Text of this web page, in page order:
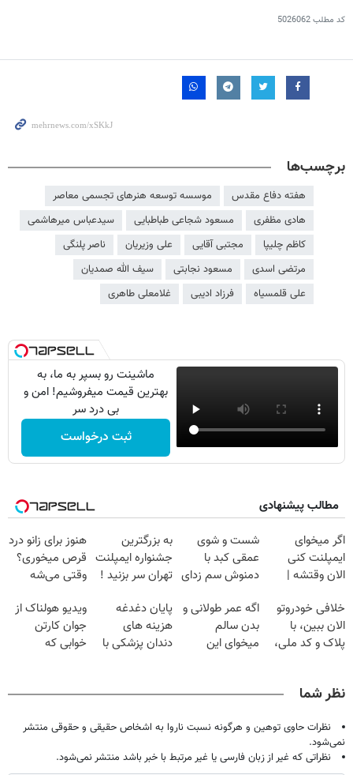
کد مطلب5026062
برچسب‌ها
هفته دفاع مقدس
موسسه توسعه هنرهای تجسمی معاصر
هادی مظفری
مسعود شجاعی طباطبایی
سیدعباس میرهاشمی
کاظم چلیپا
مجتبی آقایی علی وزیریان
ناصر پلنگی
مرتضی اسدی
مسعود نجابتی
سیف الله صمدیان
علی قلمسیاه
فرزاد ادیبی غلامعلی طاهری
ماشینت رو بسپر به ما، به
بهترین قیمت میفروشیم! امن و
بی درد سر
ثبت درخواست
مطالب پیشنهادی
اگر میخوای
ایمپلنت کنی
الان وقتشه |
میلیون تومان!!!
شست و شوی
عمقی کبد با
دمنوش سم زدای
به بزرگترین
جشنواره ایمپلنت
تهران سر بزنید !
میلیون !
هنوز برای زانو درد
قرص میخوری؟
وقتی می‌شه
درمانش کرد؟؟؟؟
خلافی خودروتو
الان ببین، با
پلاک و کد ملی،
اگه عمر طولانی و
بدن سالم
میخوای این
پایان دغدغه
هزینه های
دندان پزشکی با
ویدیو هولناک از
جوان کارتن
خوابی که
نظر شما
نظرات حاوی توهین و هرگونه نسبت ناروا به اشخاص حقیقی و حقوقی منتشر
نمی‌شود.
نظراتی که غیر از زبان فارسی یا غیر مرتبط با خبر باشد منتشر نمی‌شود.